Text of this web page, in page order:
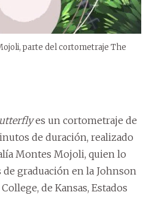
parte del cortometraje The
es un cortometraje de
de duración, realizado
Montes Mojoli, quien lo
graduación en la Johnson
de Kansas, Estados